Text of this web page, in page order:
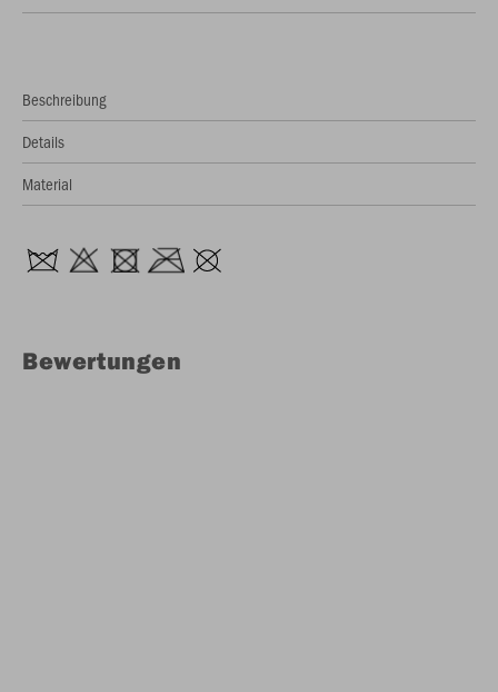
Beschreibung
Details
Material
Bewertungen